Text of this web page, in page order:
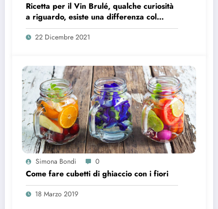
Ricetta per il Vin Brulé, qualche curiosità
a riguardo, esiste una differenza col
Glühwein?
22 Dicembre 2021
Simona Bondi 0
Come fare cubetti di ghiaccio con i fiori
18 Marzo 2019